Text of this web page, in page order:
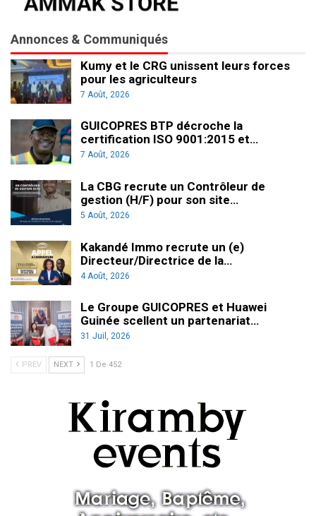
Annonces & Communiqués
Kumy et le CRG unissent leurs forces
pour les agriculteurs
7 Août, 2026
GUICOPRES BTP décroche la
certification ISO 9001:2015 et…
7 Août, 2026
La CBG recrute un Contrôleur de
gestion (H/F) pour son site…
5 Août, 2026
Kakandé Immo recrute un (e)
Directeur/Directrice de la…
4 Août, 2026
Le Groupe GUICOPRES et Huawei
Guinée scellent un partenariat…
31 Juil, 2026
PREV NEXT 1 De 452